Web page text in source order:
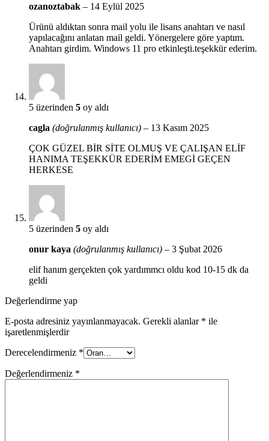
ozanoztabak – 14 Eylül 2025
Ürünü aldıktan sonra mail yolu ile lisans anahtarı ve nasıl
yapılacağını anlatan mail geldi. Yönergelere göre yaptım.
Anahtarı girdim. Windows 11 pro etkinleşti.teşekkür ederim.
5 üzerinden 5 oy aldı
cagla (doğrulanmış kullanıcı) – 13 Kasım 2025
ÇOK GÜZEL BİR SİTE OLMUŞ VE ÇALIŞAN ELİF
HANIMA TEŞEKKÜR EDERİM EMEGİ GEÇEN
HERKESE
5 üzerinden 5 oy aldı
onur kaya (doğrulanmış kullanıcı) – 3 Şubat 2026
elif hanım gerçekten çok yardımmcı oldu kod 10-15 dk da
geldi
Değerlendirme yap
E-posta adresiniz yayınlanmayacak. Gerekli alanlar * ile
işaretlenmişlerdir
Derecelendirmeniz *
Değerlendirmeniz *